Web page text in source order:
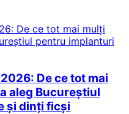
De ce tot mai
aleg Bucureștiul
și dinți ficși